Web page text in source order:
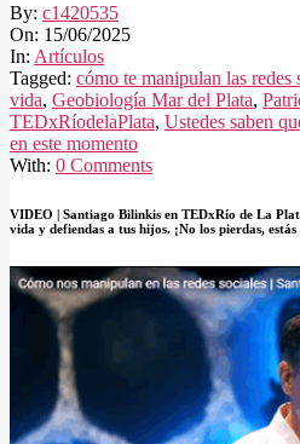
By: c1420535
On: 15/06/2025
In: Artículos
Tagged: cómo te manipulan las redes
vida, Geobiología Mar del Plata,
TEDxRíodelaPlata, Ustedes saben
en este momento
With: 0 Comments
VIDEO | Santiago Bilinkis en TEDxRío de La
vida y defiendas a tus hijos. ¡No los pierdas,